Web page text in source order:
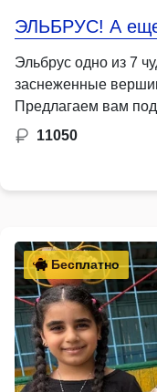
ЭЛЬБРУС! А
Эльбрус одно из 7
заснеженные
Предлагаем вам
11050
Бесплатно